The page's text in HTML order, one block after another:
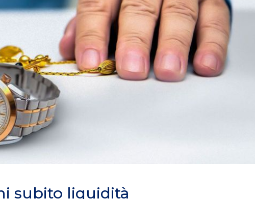
subito liquidità